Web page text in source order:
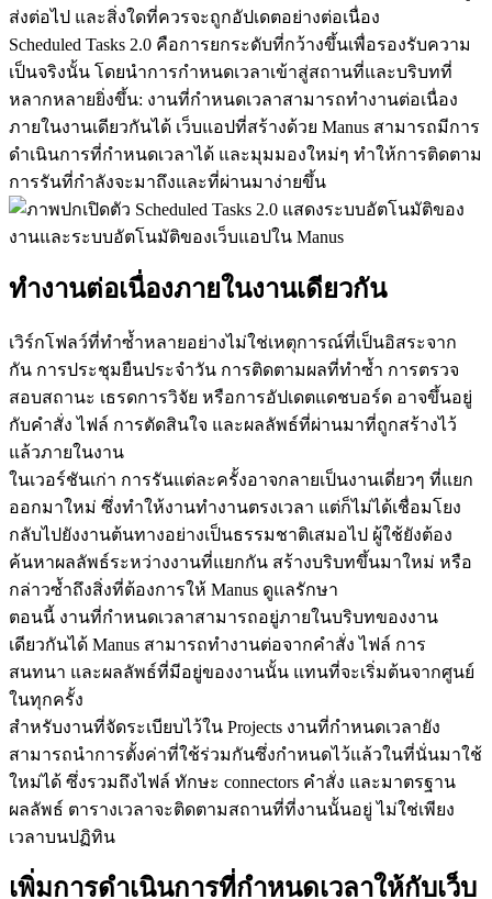
ส่งต่อไป และสิ่งใดที่ควรจะถูกอัปเดตอย่างต่อเนื่อง
Scheduled Tasks 2.0 คือการยกระดับที่กว้างขึ้นเพื่อรองรับความ
เป็นจริงนั้น โดยนำการกำหนดเวลาเข้าสู่สถานที่และบริบทที่
หลากหลายยิ่งขึ้น: งานที่กำหนดเวลาสามารถทำงานต่อเนื่อง
ภายในงานเดียวกันได้ เว็บแอปที่สร้างด้วย Manus สามารถมีการ
ดำเนินการที่กำหนดเวลาได้ และมุมมองใหม่ๆ ทำให้การติดตาม
การรันที่กำลังจะมาถึงและที่ผ่านมาง่ายขึ้น
ทำงานต่อเนื่องภายในงานเดียวกัน
เวิร์กโฟลว์ที่ทำซ้ำหลายอย่างไม่ใช่เหตุการณ์ที่เป็นอิสระจาก
กัน การประชุมยืนประจำวัน การติดตามผลที่ทำซ้ำ การตรวจ
สอบสถานะ เธรดการวิจัย หรือการอัปเดตแดชบอร์ด อาจขึ้นอยู่
กับคำสั่ง ไฟล์ การตัดสินใจ และผลลัพธ์ที่ผ่านมาที่ถูกสร้างไว้
แล้วภายในงาน
ในเวอร์ชันเก่า การรันแต่ละครั้งอาจกลายเป็นงานเดี่ยวๆ ที่แยก
ออกมาใหม่ ซึ่งทำให้งานทำงานตรงเวลา แต่ก็ไม่ได้เชื่อมโยง
กลับไปยังงานต้นทางอย่างเป็นธรรมชาติเสมอไป ผู้ใช้ยังต้อง
ค้นหาผลลัพธ์ระหว่างงานที่แยกกัน สร้างบริบทขึ้นมาใหม่ หรือ
กล่าวซ้ำถึงสิ่งที่ต้องการให้ Manus ดูแลรักษา
ตอนนี้ งานที่กำหนดเวลาสามารถอยู่ภายในบริบทของงาน
เดียวกันได้ Manus สามารถทำงานต่อจากคำสั่ง ไฟล์ การ
สนทนา และผลลัพธ์ที่มีอยู่ของงานนั้น แทนที่จะเริ่มต้นจากศูนย์
ในทุกครั้ง
สำหรับงานที่จัดระเบียบไว้ใน Projects งานที่กำหนดเวลายัง
สามารถนำการตั้งค่าที่ใช้ร่วมกันซึ่งกำหนดไว้แล้วในที่นั่นมาใช้
ใหม่ได้ ซึ่งรวมถึงไฟล์ ทักษะ connectors คำสั่ง และมาตรฐาน
ผลลัพธ์ ตารางเวลาจะติดตามสถานที่ที่งานนั้นอยู่ ไม่ใช่เพียง
เวลาบนปฏิทิน
เพิ่มการดำเนินการที่กำหนดเวลาให้กับเว็บ